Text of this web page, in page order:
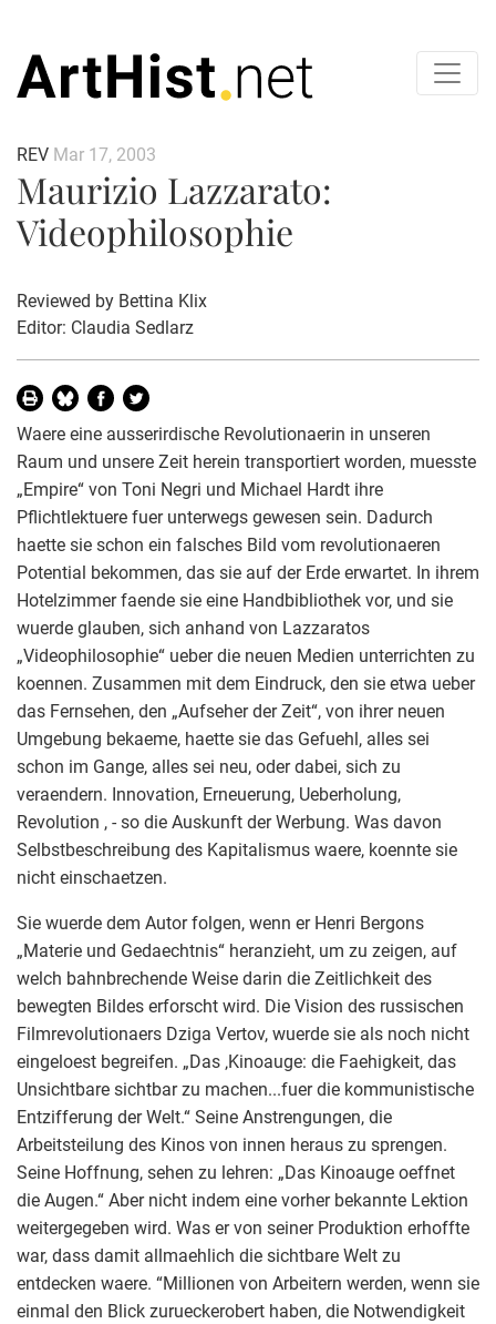
REV Mar 17, 2003
Maurizio Lazzarato:
Videophilosophie
Reviewed by Bettina Klix
Editor: Claudia Sedlarz
Waere eine ausserirdische Revolutionaerin in unseren
Raum und unsere Zeit herein transportiert worden, muesste
„Empire“ von Toni Negri und Michael Hardt ihre
Pflichtlektuere fuer unterwegs gewesen sein. Dadurch
haette sie schon ein falsches Bild vom revolutionaeren
Potential bekommen, das sie auf der Erde erwartet. In ihrem
Hotelzimmer faende sie eine Handbibliothek vor, und sie
wuerde glauben, sich anhand von Lazzaratos
„Videophilosophie“ ueber die neuen Medien unterrichten zu
koennen. Zusammen mit dem Eindruck, den sie etwa ueber
das Fernsehen, den „Aufseher der Zeit“, von ihrer neuen
Umgebung bekaeme, haette sie das Gefuehl, alles sei
schon im Gange, alles sei neu, oder dabei, sich zu
veraendern. Innovation, Erneuerung, Ueberholung,
Revolution , - so die Auskunft der Werbung. Was davon
Selbstbeschreibung des Kapitalismus waere, koennte sie
nicht einschaetzen.
Sie wuerde dem Autor folgen, wenn er Henri Bergons
„Materie und Gedaechtnis“ heranzieht, um zu zeigen, auf
welch bahnbrechende Weise darin die Zeitlichkeit des
bewegten Bildes erforscht wird. Die Vision des russischen
Filmrevolutionaers Dziga Vertov, wuerde sie als noch nicht
eingeloest begreifen. „Das ‚Kinoauge: die Faehigkeit, das
Unsichtbare sichtbar zu machen...fuer die kommunistische
Entzifferung der Welt.“ Seine Anstrengungen, die
Arbeitsteilung des Kinos von innen heraus zu sprengen.
Seine Hoffnung, sehen zu lehren: „Das Kinoauge oeffnet
die Augen.“ Aber nicht indem eine vorher bekannte Lektion
weitergegeben wird. Was er von seiner Produktion erhoffte
war, dass damit allmaehlich die sichtbare Welt zu
entdecken waere. “Millionen von Arbeitern werden, wenn sie
einmal den Blick zurueckerobert haben, die Notwendigkeit